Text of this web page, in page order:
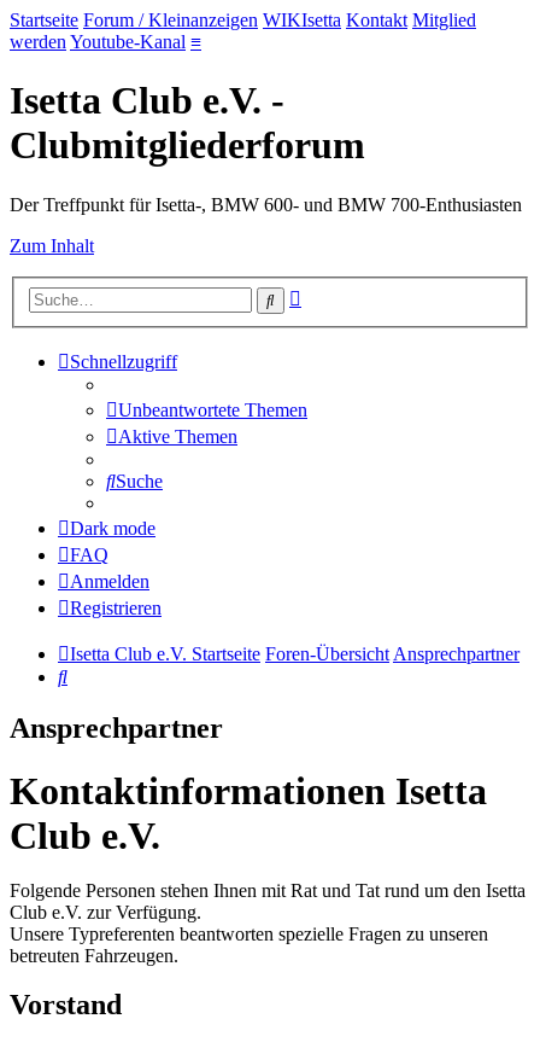
Startseite Forum / Kleinanzeigen WIKIsetta Kontakt Mitglied
werden Youtube-Kanal ≡
Isetta Club e.V. -
Clubmitgliederforum
Der Treffpunkt für Isetta-, BMW 600- und BMW 700-Enthusiasten
Zum Inhalt
Suche
Schnellzugriff
Unbeantwortete Themen
Aktive Themen
Suche
Dark mode
FAQ
Anmelden
Registrieren
Isetta Club e.V. Startseite Foren-ÜbersichtAnsprechpartner
Suche
Ansprechpartner
Kontaktinformationen Isetta
Club e.V.
Folgende Personen stehen Ihnen mit Rat und Tat rund um den Isetta
Club e.V. zur Verfügung.
Unsere Typreferenten beantworten spezielle Fragen zu unseren
betreuten Fahrzeugen.
Vorstand